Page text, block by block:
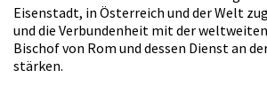
Eisenstadt, in Österreich und der Welt
und die Verbundenheit mit der
Bischof von Rom und dessen Dienst an
stärken.